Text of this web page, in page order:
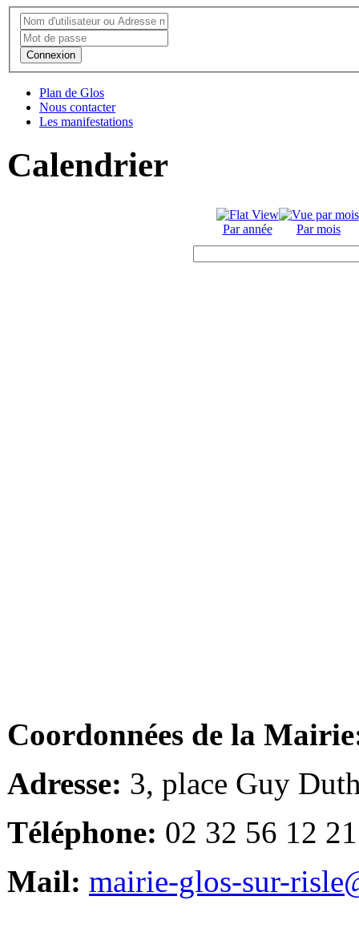
Connexion
Plan de Glos
Nous contacter
Les manifestations
Calendrier
Par année Par mois
Coordonnées de la
Adresse: 3, place Guy
Téléphone: 02 32 56 12 21
Mail: mairie-glos-sur-